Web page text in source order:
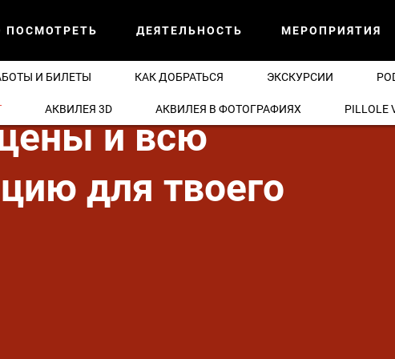
ПОСМОТРЕТЬ ДЕЯТЕЛЬНОСТЬ МЕРОПРИЯТИЯ
И БИЛЕТЫ КАК ДОБРАТЬСЯ ЭКСКУРСИИ
АКВИЛЕЯ 3D АКВИЛЕЯ В ФОТОГРАФИЯХ PILLOLE
и всю
для твоего